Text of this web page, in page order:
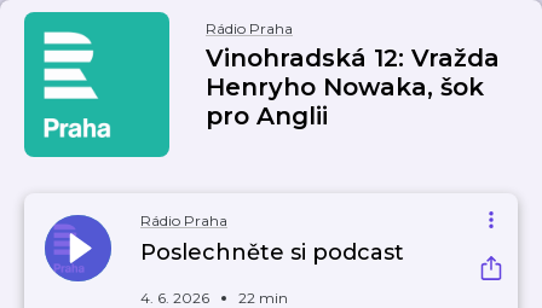
Rádio Praha
Vinohradská 12: Vražda
Henryho Nowaka, šok
pro Anglii
Rádio Praha
Poslechněte si podcast
4. 6. 2026 22 min